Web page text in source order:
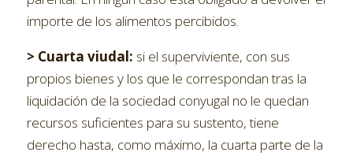
importe de los alimentos percibidos.
> Cuarta viudal: si el superviviente, con sus
propios bienes y los que le correspondan tras la
liquidación de la sociedad conyugal no le quedan
recursos suficientes para su sustento, tiene
derecho hasta, como máximo, la cuarta parte de la